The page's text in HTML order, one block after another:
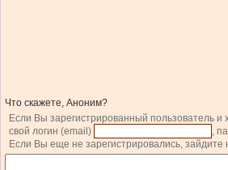
Что скажете, Аноним?
Если Вы зарегистрированный пользователь и
свой логин (email)
,
Если Вы еще не зарегистрировались, зайдите